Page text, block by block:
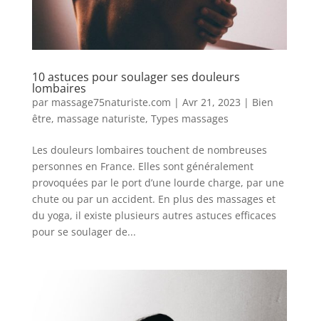
10 astuces pour soulager ses douleurs
lombaires
par massage75naturiste.com | Avr 21, 2023 | Bien
être, massage naturiste, Types massages
Les douleurs lombaires touchent de nombreuses
personnes en France. Elles sont généralement
provoquées par le port d’une lourde charge, par une
chute ou par un accident. En plus des massages et
du yoga, il existe plusieurs autres astuces efficaces
pour se soulager de...